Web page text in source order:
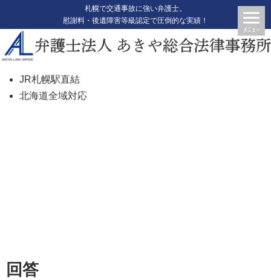
札幌で交通事故に強い弁護士。
慰謝料・後遺障害等級認定で圧倒的な実績！
JR札幌駅直結
北海道全域対応
回答